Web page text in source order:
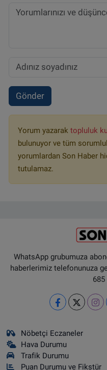
Gönder
Yorum yazarak topluluk
bulunuyor ve tüm
yorumlardan Son Haber
tutulamaz.
WhatsApp grubumuza
haberlerimiz telefonunuza
685
Nöbetçi Eczaneler
Hava Durumu
Trafik Durumu
Puan Durumu ve Fikstür